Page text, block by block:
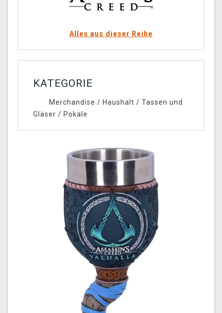
Alles aus dieser Reihe
KATEGORIE
Merchandise / Haushalt / Tassen und
Gläser / Pokale